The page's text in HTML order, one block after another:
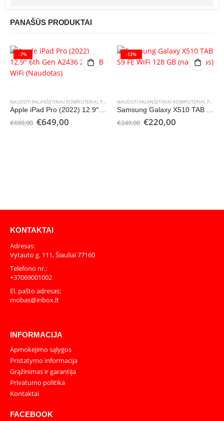
PANAŠŪS PRODUKTAI
-7%
NAUDOTI PALANŠETINIAI KOMPIUTERIAI, PLANŠETINIAI KOMPIUTERIAI
Apple iPad Pro (2022) 12.9″ 6th Gen A2436 256 GB WiFi (Naudotas)
€699,00 Original
€649,00Current
-12%
NAUDOTI PALANŠETINIAI KOMPIUTERIAI, PLANŠETINIAI KOMPIUTERIAI
Samsung Galaxy X510 TAB S9 FE WiFi 128 GB (naudotas)
€249,00 Original
€220,00Current
KONTAKTAI
Adresas:
Vytauto g. 111, Šiauliai 77160
Telefono nr.:
+37069001002
El. pašto adresas:
mobas@inbox.lt
INFORMACIJA
Apmokėjimo sąlygos
Pristatymo informacija
Grąžinimas ir garantija
Privatumo politika
Kontaktai
FACEBOOK